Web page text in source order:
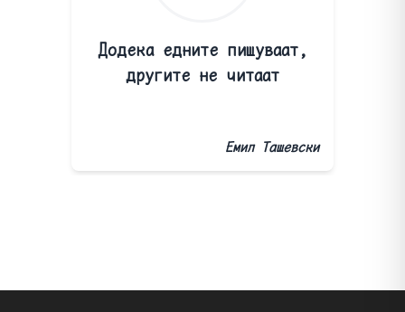
Додека едните пишуваат,
другите не читаат
Емил Ташевски